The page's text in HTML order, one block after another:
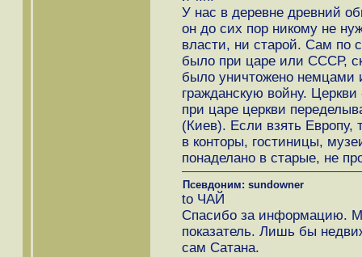
У нас в деревне древний
он до сих пор никому не
власти, ни старой. Сам по
было при царе или СССР,
было уничтожено немцами
гражданскую войну.
при царе церкви
(Киев). Если взять Европу,
в конторы, гостиницы,
понаделано в старые, не
Псевдоним: sundowner
to ЧАЙ
Спасибо за информацию.
показатель. Лишь бы
сам Сатана.